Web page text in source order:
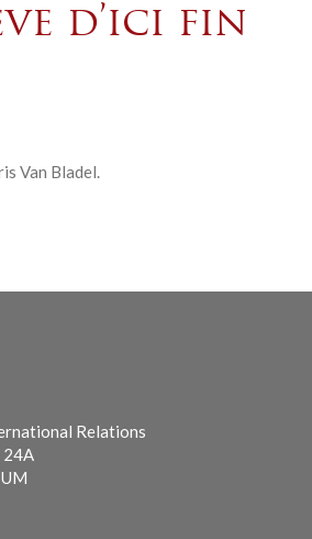
d’ici fin
Van Bladel.
Relations
24A